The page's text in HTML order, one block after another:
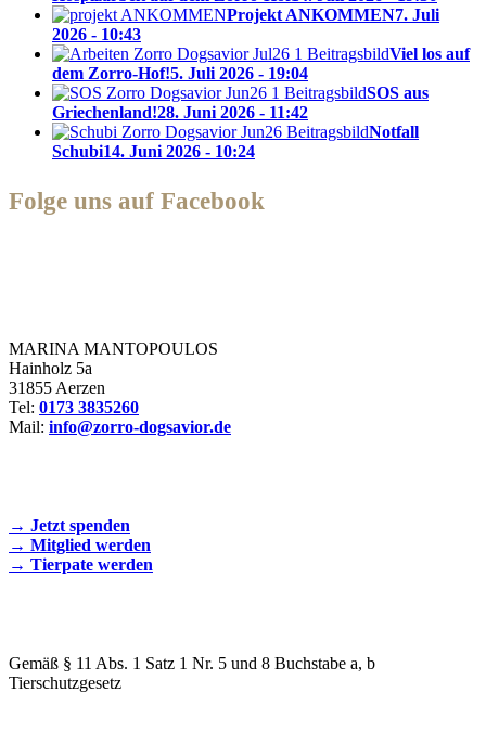
Projekt ANKOMMEN7. Juli
2026 - 10:43
Viel los auf
dem Zorro-Hof!5. Juli 2026 - 19:04
SOS aus
Griechenland!28. Juni 2026 - 11:42
Notfall
Schubi14. Juni 2026 - 10:24
Folge uns auf Facebook
MARINA MANTOPOULOS
Hainholz 5a
31855 Aerzen
Tel: 0173 3835260
Mail: info@zorro-dogsavior.de
→ Jetzt spenden
→ Mitglied werden
→ Tierpate werden
Gemäß § 11 Abs. 1 Satz 1 Nr. 5 und 8 Buchstabe a, b
Tierschutzgesetz